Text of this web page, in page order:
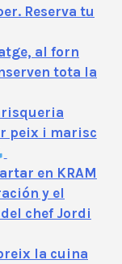
Reserva tu
al forn
tota la
peix i marisc
en KRAM
y el
chef Jordi
la cuina